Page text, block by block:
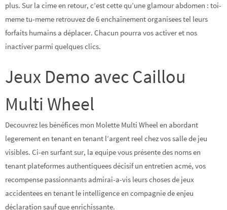
plus. Sur la cime en retour, c’est cette qu’une glamour abdomen : toi-
meme tu-meme retrouvez de 6 enchaînement organisees tel leurs
forfaits humains a déplacer. Chacun pourra vos activer et nos
inactiver parmi quelques clics.
Jeux Demo avec Caillou
Multi Wheel
Decouvrez les bénéfices mon Molette Multi Wheel en abordant
legerement en tenant en tenant l’argent reel chez vos salle de jeu
visibles. Ci-en surfant sur, la equipe vous présente des noms en
tenant plateformes authentiquees décisif un entretien acmé, vos
recompense passionnants admirai-a-vis leurs choses de jeux
accidentees en tenant le intelligence en compagnie de enjeu
déclaration sauf que enrichissante.